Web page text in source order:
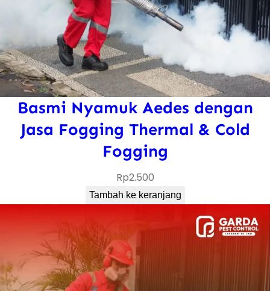
Basmi Nyamuk Aedes dengan
Jasa Fogging Thermal & Cold
Fogging
Rp2.500
Tambah ke keranjang